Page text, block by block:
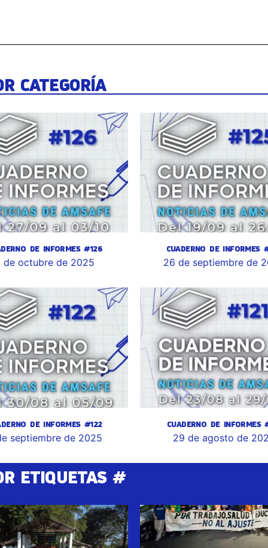
CATEGORÍA
DE INFORMES #126
de octubre de 2025
CUADERNO DE INFORMES
26 de septiembre de
DE INFORMES #122
septiembre de 2025
CUADERNO DE INFORMES
29 de agosto de
ETIQUETAS #